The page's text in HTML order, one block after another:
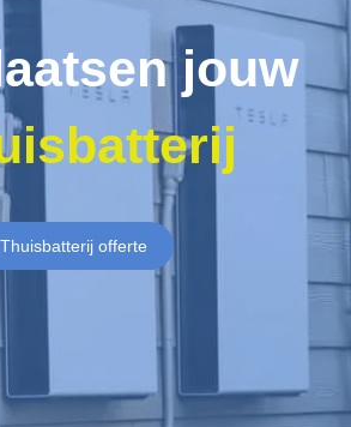
jouw
Thuisbatterij offerte